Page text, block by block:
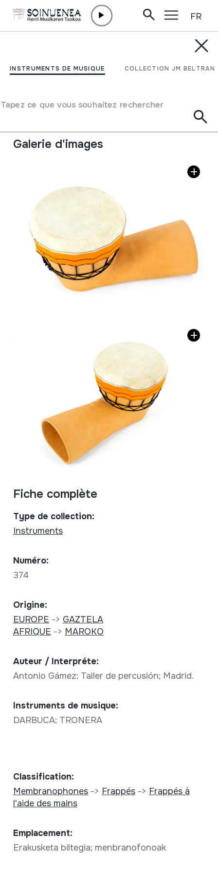
INSTRUMENTS DE MUSIQUE COLLECTION JM BELTRAN
Tapez ce que vous souhaitez rechercher
FR
DARBUCA; TRONERA
Type d'instrument de musique
Membranophones
Galerie d'images
Fiche complète
Type de collection:
Instruments
Numéro:
374
Origine:
EUROPE -> GAZTELA
AFRIQUE -> MAROKO
Auteur / Interpréte:
Antonio Gámez; Taller de percusión; Madrid.
Instruments de musique:
DARBUCA; TRONERA
Classification:
Membranophones-> Frappés-> Frappés à
l'aide des mains
Emplacement:
Erakusketa biltegia; menbranofonoak